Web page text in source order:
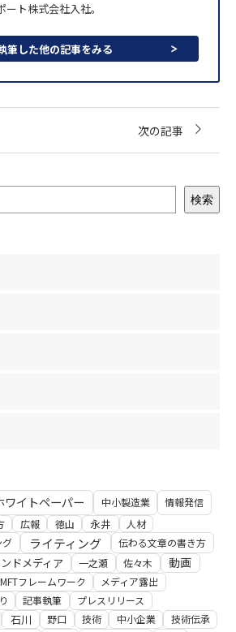
ト株式会社入社。
筆した他の記事をみる
次の記事
検索
ワイトペーパー 中小製造業
情報発信
広報 徳山 永井
人材
グ
ライティング
伝わる文章の書き方
ドメディア 一之瀬 佐々木 動画
MFTフレームワーク メディア露出
記事執筆 プレスリリース
石川 野口 技術 中小企業
技術伝承